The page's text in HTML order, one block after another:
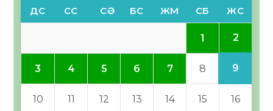
ДС СС СӘ БС ЖМ СБ ЖС
1 2
3 4 5 6 7 8 9
10 11 12 13 14 15 16